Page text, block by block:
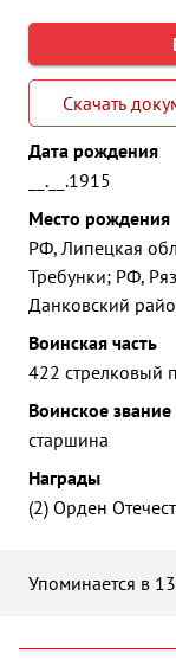
Скачать
Дата рождения
__.__.1915
Место рождения
РФ, Липецкая
Требунки; РФ,
Данковский
Воинская часть
422 стрелковый
Воинское звание
старшина
Награды
(2) Орден
Упоминается в